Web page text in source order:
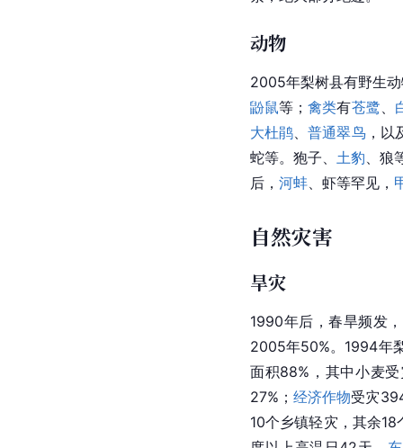
梨树县野生半野生植
草蘑、密环菌、蕨菜、
里红、 山梨、山芋、山
要有芦苇、菖蒲、 菱角
素，绝大部分绝迹。
[3]
2005年梨树县有野生
鼢鼠
大杜鹃
蛇等。狍子、土豹、狼
后，河蚌、虾等罕见，
自然灾害